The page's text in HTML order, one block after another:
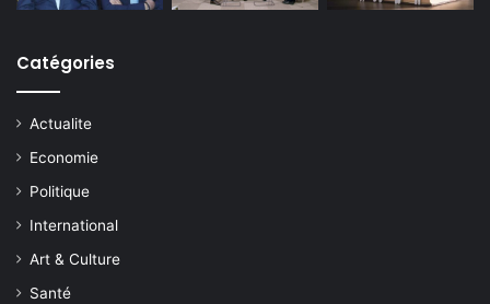
Catégories
Actualite
Economie
Politique
International
Art & Culture
Santé